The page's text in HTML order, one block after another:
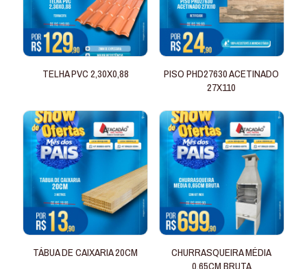
TELHA PVC 2,30X0,88
PISO PHD27630 ACETINADO
27X110
TÁBUA DE CAIXARIA 20CM
CHURRASQUEIRA MÉDIA
0,65CM BRUTA